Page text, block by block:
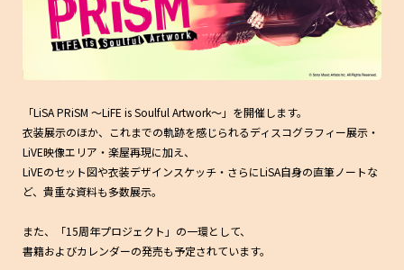
LiSAのオリジナルキャラクターがセガプライズに再び登
場決定
15周年を記念して、LiSAの新たなオリジナルキャラクター達がセガプライズに登場☆
LiSA史上初となる、ヨーロッパ＆UKツアー開催が決定しました。
09
「LiSA×BABY-G 15th ANNiVERSARY」「LiSA X エンシ
ェールズカラーバター」コラボ販売
10 LiSAのLINE絵文字が登場
「LiSA PRiSM ～LiFE is Soulful Artwork～」を開催します。
衣装展示のほか、これまでの軌跡を感じられるディスコグラフィー展示・
LiVE映像エリア・楽屋再現に加え、
LiVEのセット図や衣装デザインスケッチ・さらにLiSA自身の直筆ノートな
ど、貴重な資料も多数展示。
また、「15周年プロジェクト」の一環として、
書籍およびカレンダーの発売も予定されています。